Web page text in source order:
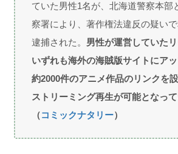
ていた男性1名が、北海道警察本部
察署により、著作権法違反の疑い
逮捕された。 男性が運営していたリ
いずれも海外の海賊版サイトにア
約2000件のアニメ作品のリンクを
ストリーミング再生が可能となって
（コミックナタリー）